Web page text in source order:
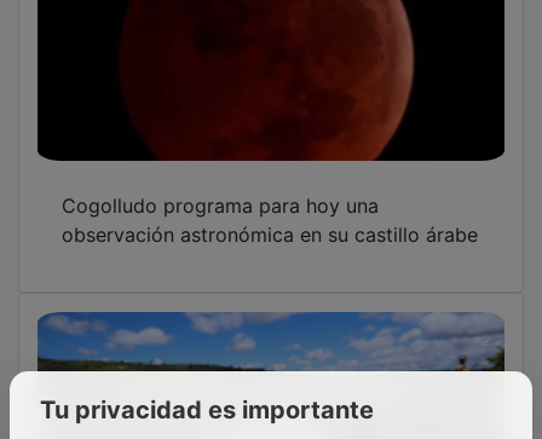
Cogolludo acogerá el 17 de mayo un
Tu privacidad es importante